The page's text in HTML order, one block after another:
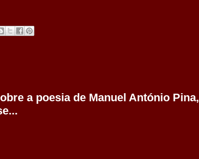
a poesia de Manuel António Pina,